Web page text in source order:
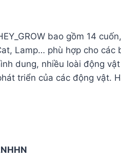
bao gồm 14
Lamp… phù hợp cho các
dung, nhiều loài động
triển của các động vật.